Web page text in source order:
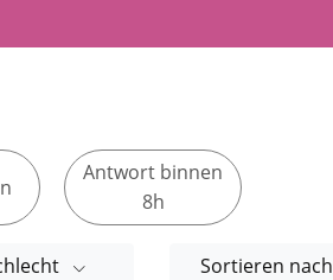
Antwort binnen
8h
Sortieren nach